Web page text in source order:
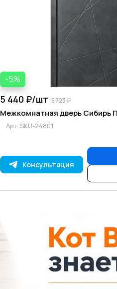
-5%
5 440 ₽/шт 5 723 ₽
Межкомнатная дверь Сибирь
Арт. SKU-24801
Консультация